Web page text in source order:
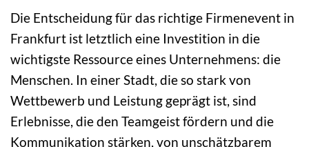
Die Entscheidung für das richtige Firmenevent in
Frankfurt ist letztlich eine Investition in die
wichtigste Ressource eines Unternehmens: die
Menschen. In einer Stadt, die so stark von
Wettbewerb und Leistung geprägt ist, sind
Erlebnisse, die den Teamgeist fördern und die
Kommunikation stärken, von unschätzbarem